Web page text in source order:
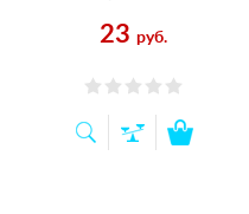
23 руб.